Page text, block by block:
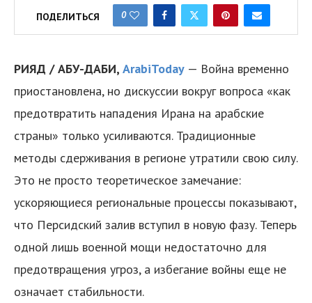
ПОДЕЛИТЬСЯ 0
РИЯД / АБУ-ДАБИ, ArabiToday — Война временно
приостановлена, но дискуссии вокруг вопроса «как
предотвратить нападения Ирана на арабские
страны» только усиливаются. Традиционные
методы сдерживания в регионе утратили свою силу.
Это не просто теоретическое замечание:
ускоряющиеся региональные процессы показывают,
что Персидский залив вступил в новую фазу. Теперь
одной лишь военной мощи недостаточно для
предотвращения угроз, а избегание войны еще не
означает стабильности.